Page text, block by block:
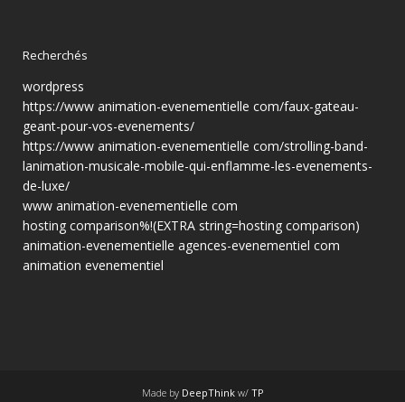
Recherchés
wordpress
https://www animation-evenementielle com/faux-gateau-
geant-pour-vos-evenements/
https://www animation-evenementielle com/strolling-band-
lanimation-musicale-mobile-qui-enflamme-les-evenements-
de-luxe/
www animation-evenementielle com
hosting comparison%!(EXTRA string=hosting comparison)
animation-evenementielle agences-evenementiel com
animation evenementiel
Made by DeepThinkw/ TP